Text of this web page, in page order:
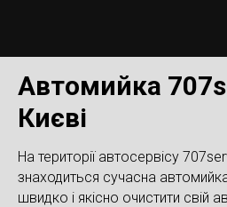
Автомийка
Києві
На території автосервісу
знаходиться сучасна
швидко і якісно очистити свій